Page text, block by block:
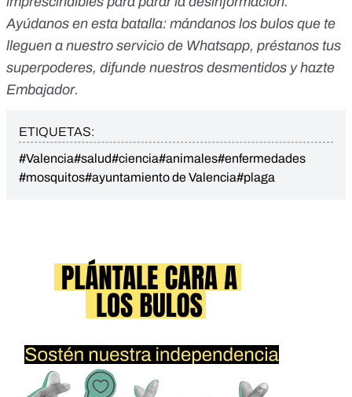
Ayúdanos en esta batalla: mándanos los bulos que te
lleguen a nuestro servicio de Whatsapp, préstanos tus
superpoderes, difunde nuestros desmentidos yhazte
Embajador.
ETIQUETAS:
#Valencia#salud#ciencia#animales#enfermedades
#mosquitos#ayuntamiento de Valencia#plaga